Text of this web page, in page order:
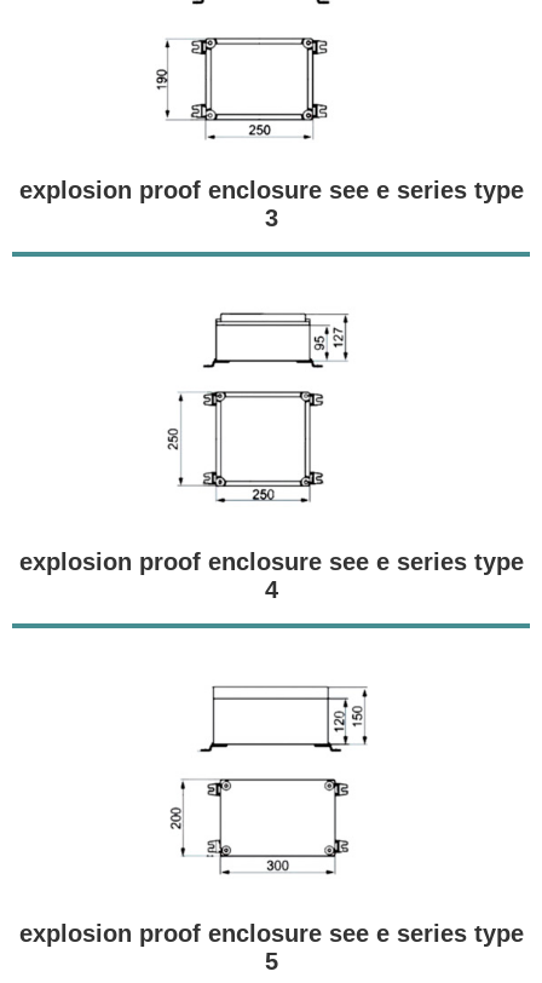
explosion proof enclosure see e series type
3
explosion proof enclosure see e series type
4
explosion proof enclosure see e series type
5